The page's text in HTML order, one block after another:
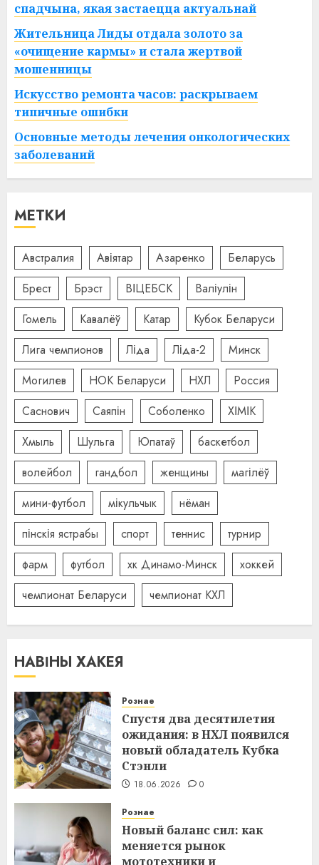
спадчына, якая застаецца актуальнай
Жительница Лиды отдала золото за
«очищение кармы» и стала жертвой
мошенницы
Искусство ремонта часов: раскрываем
типичные ошибки
Основные методы лечения онкологических
заболеваний
МЕТКИ
Австралия Авіятар Азаренко
Беларусь
Брест
Брэст ВІЦЕБСК
Валіулін
Гомель
Кавалёў Катар
Кубок Беларуси
Лига чемпионов
Ліда Ліда-2
Минск
Могилев
НОК Беларуси НХЛ
Россия
Саснович
Саяпін Соболенко
ХІМІК
Хмыль
Шульга Юпатаў
баскетбол
волейбол
гандбол женщины
магілёў
мини-футбол
мікульчык
нёман
пінскія ястрабы
спорт теннис
турнир
фарм
футбол хк Динамо-Минск
хоккей
чемпионат Беларуси
чемпионат КХЛ
НАВІНЫ ХАКЕЯ
Рознае
Спустя два десятилетия
ожидания: в НХЛ появился
новый обладатель Кубка
Стэнли
18.06.2026 0
Рознае
Новый баланс сил: как
меняется рынок
мототехники и